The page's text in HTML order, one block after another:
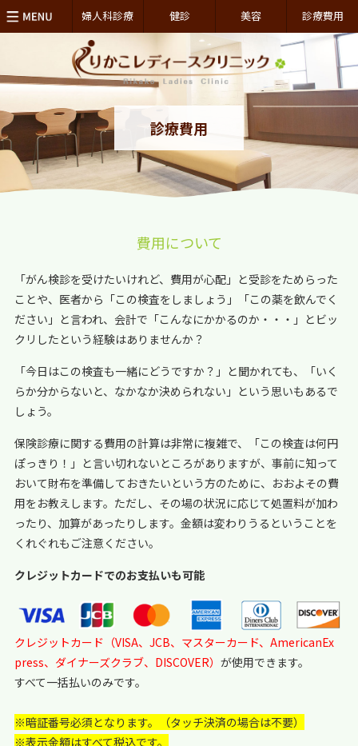
婦人科診療 健診 美容 診療費用
診療費用
費用について
「がん検診を受けたいけれど、費用が心配」と受診をためらった
ことや、医者から「この検査をしましょう」「この薬を飲んでく
ださい」と言われ、会計で「こんなにかかるのか・・・」とビッ
クリしたという経験はありませんか？
「今日はこの検査も一緒にどうですか？」と聞かれても、「いく
らか分からないと、なかなか決められない」という思いもあるで
しょう。
保険診療に関する費用の計算は非常に複雑で、「この検査は何円
ぽっきり！」と言い切れないところがありますが、事前に知って
おいて財布を準備しておきたいという方のために、おおよその費
用をお教えします。ただし、その場の状況に応じて処置料が加わ
ったり、加算があったりします。金額は変わりうるということを
くれぐれもご注意ください。
クレジットカードでのお支払いも可能
クレジットカード（VISA、JCB、マスターカード、AmericanEx
press、ダイナーズクラブ、DISCOVER） が使用できます。
すべて一括払いのみです。
※暗証番号必須となります。（タッチ決済の場合は不要）
※表示金額はすべて税込です。